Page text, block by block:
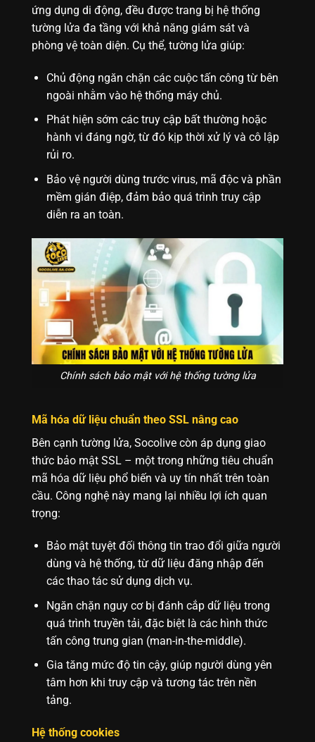
ứng dụng di động, đều được trang bị hệ thống
tường lửa đa tầng với khả năng giám sát và
phòng vệ toàn diện. Cụ thể, tường lửa giúp:
Chủ động ngăn chặn các cuộc tấn công từ bên
ngoài nhằm vào hệ thống máy chủ.
Phát hiện sớm các truy cập bất thường hoặc
hành vi đáng ngờ, từ đó kịp thời xử lý và cô lập
rủi ro.
Bảo vệ người dùng trước virus, mã độc và phần
mềm gián điệp, đảm bảo quá trình truy cập
diễn ra an toàn.
Chính sách bảo mật với hệ thống tường lửa
Mã hóa dữ liệu chuẩn theo SSL nâng cao
Bên cạnh tường lửa, Socolive còn áp dụng giao
thức bảo mật SSL – một trong những tiêu chuẩn
mã hóa dữ liệu phổ biến và uy tín nhất trên toàn
cầu. Công nghệ này mang lại nhiều lợi ích quan
trọng:
Bảo mật tuyệt đối thông tin trao đổi giữa người
dùng và hệ thống, từ dữ liệu đăng nhập đến
các thao tác sử dụng dịch vụ.
Ngăn chặn nguy cơ bị đánh cắp dữ liệu trong
quá trình truyền tải, đặc biệt là các hình thức
tấn công trung gian (man-in-the-middle).
Gia tăng mức độ tin cậy, giúp người dùng yên
tâm hơn khi truy cập và tương tác trên nền
tảng.
Hệ thống cookies